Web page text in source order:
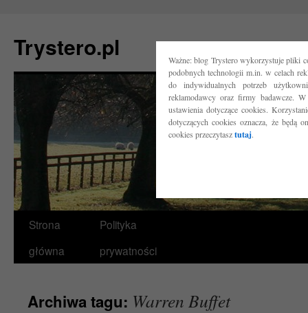
Ważne: blog Trystero wykorzystuje pliki
podobnych technologii m.in. w celach
do indywidualnych potrzeb
reklamodawcy oraz firmy badawcze.
ustawienia dotyczące cookies.
dotyczących cookies oznacza, że będą
cookies przeczytasztutaj.
Trystero.pl
Przejdź
do
Strona
główna
Polityka
prywatności
Archiwa tagu: Warren Buffet